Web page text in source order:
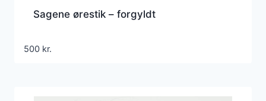
Sagene ørestik – forgyldt
500 kr.